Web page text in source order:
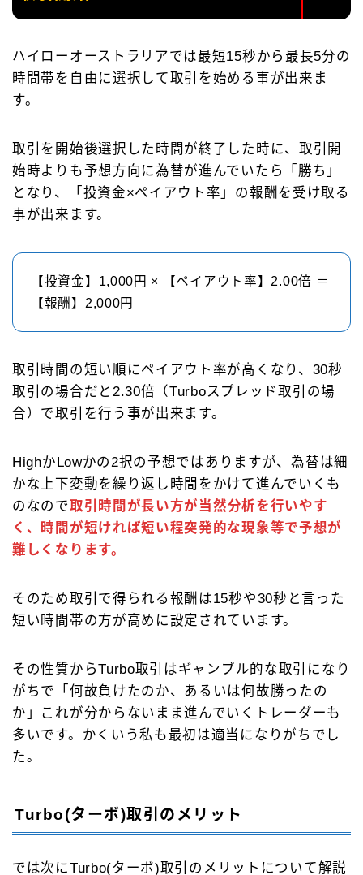
ハイローオーストラリアでは最短15秒から最長5分の
時間帯を自由に選択して取引を始める事が出来ま
す。
取引を開始後選択した時間が終了した時に、取引開
始時よりも予想方向に為替が進んでいたら「勝ち」
となり、「投資金×ペイアウト率」の報酬を受け取る
事が出来ます。
【投資金】1,000円 × 【ペイアウト率】2.00倍 ＝
【報酬】2,000円
取引時間の短い順にペイアウト率が高くなり、30秒
取引の場合だと2.30倍（Turboスプレッド取引の場
合）で取引を行う事が出来ます。
HighかLowかの2択の予想ではありますが、為替は細
かな上下変動を繰り返し時間をかけて進んでいくも
のなので取引時間が長い方が当然分析を行いやす
く、時間が短ければ短い程突発的な現象等で予想が
難しくなります。
そのため取引で得られる報酬は15秒や30秒と言った
短い時間帯の方が高めに設定されています。
その性質からTurbo取引はギャンブル的な取引になり
がちで「何故負けたのか、あるいは何故勝ったの
か」これが分からないまま進んでいくトレーダーも
多いです。かくいう私も最初は適当になりがちでし
た。
Turbo(ターボ)取引のメリット
では次にTurbo(ターボ)取引のメリットについて解説